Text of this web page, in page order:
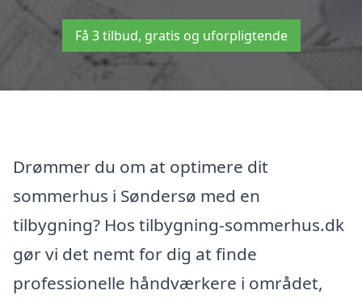
Få 3 tilbud, gratis og uforpligtende
Drømmer du om at optimere dit
sommerhus i Søndersø med en
tilbygning? Hos tilbygning-sommerhus.dk
gør vi det nemt for dig at finde
professionelle håndværkere i området,